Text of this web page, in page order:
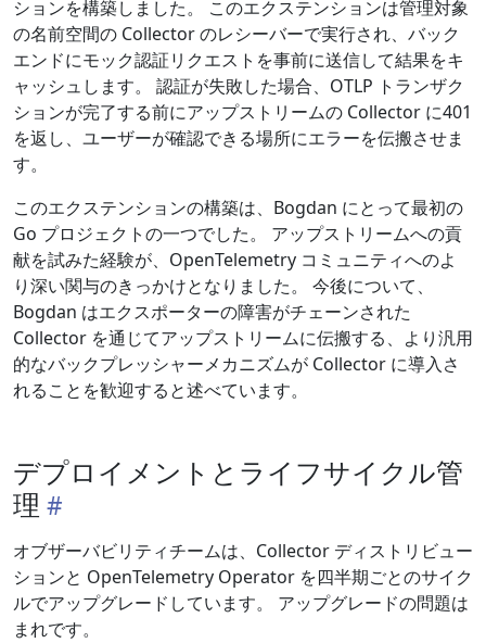
ションを構築しました。 このエクステンションは管理対象
の名前空間の Collector のレシーバーで実行され、バック
エンドにモック認証リクエストを事前に送信して結果をキ
ャッシュします。 認証が失敗した場合、OTLP トランザク
ションが完了する前にアップストリームの Collector に401
を返し、ユーザーが確認できる場所にエラーを伝搬させま
す。
このエクステンションの構築は、Bogdan にとって最初の
Go プロジェクトの一つでした。 アップストリームへの貢
献を試みた経験が、OpenTelemetry コミュニティへのよ
り深い関与のきっかけとなりました。 今後について、
Bogdan はエクスポーターの障害がチェーンされた
Collector を通じてアップストリームに伝搬する、より汎用
的なバックプレッシャーメカニズムが Collector に導入さ
れることを歓迎すると述べています。
デプロイメントとライフサイクル管
理
オブザーバビリティチームは、Collector ディストリビュー
ションと OpenTelemetry Operator を四半期ごとのサイク
ルでアップグレードしています。 アップグレードの問題は
まれです。